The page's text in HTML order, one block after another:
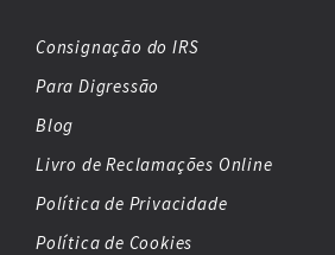
Consignação do IRS
Para Digressão
Blog
Livro de Reclamações Online
Política de Privacidade
Política de Cookies